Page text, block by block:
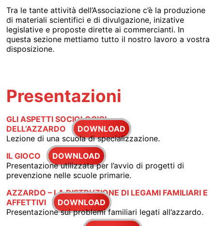
Tra le tante attività dell’Associazione c’è la produzione
di materiali scientifici e di divulgazione, inizative
legislative e proposte dirette ai commercianti. In
questa sezione mettiamo tutto il nostro lavoro a vostra
disposizione.
Presentazioni
GLI ASPETTI SOCIOLOGICI
DELL’AZZARDO
DOWNLOAD
Lezione di una scuola di specializzazione.
IL GIOCO
DOWNLOAD
Presentazione utilizzata per l’avvio di progetti di
prevenzione nelle scuole primarie.
AZZARDO – LA DISTRUZIONE DI LEGAMI FAMILIARI E
AFFETTIVI
DOWNLOAD
Presentazione sui problemi familiari legati all’azzardo.